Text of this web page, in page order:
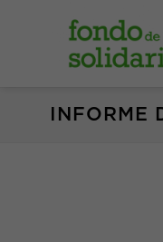
contenido
INFORME